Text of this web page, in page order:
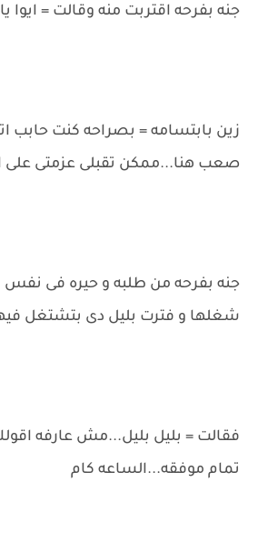
جنه بفرحه اقتربت منه وقالت = ايوا
زين بابتسامه = بصراحه كنت حابب
صعب هنا...ممكن تقبلى عزمتى على
جنه بفرحه من طلبه و حيره فى
شغلها و فترت بليل دى بتشتغل
فقالت = بليل بليل...مش عارفه
تمام موفقه...الساعه كام